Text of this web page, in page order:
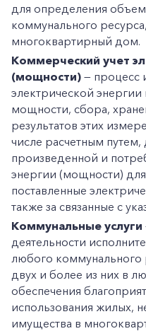
для определения
коммунального
многоквартирный дом.
Коммерческий учет
(мощности) — процесс
электрической
мощности, сбора,
результатов этих
числе расчетным путем,
произведенной и
энергии (мощности)
поставленные
также за связанные с
Коммунальные услуги
деятельности
любого коммунального
двух и более из них в
обеспечения
использования жилых,
имущества в